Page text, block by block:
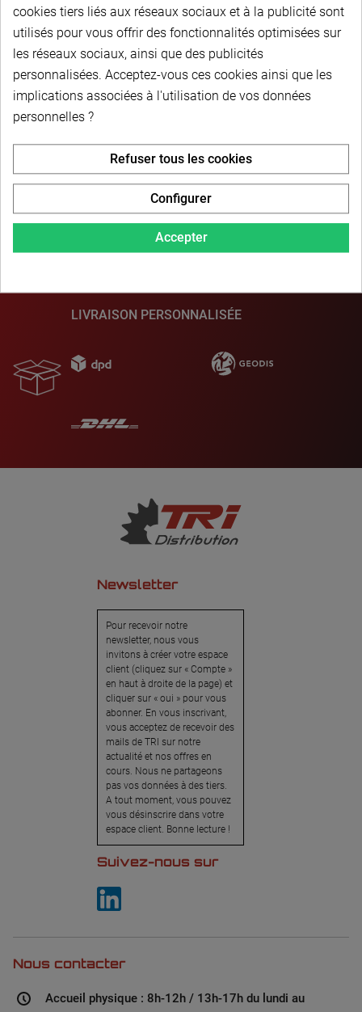
Description du produit
PAIEMENT SÉCURISÉ
LIVRAISON PERSONNALISÉE
Newsletter
Pour recevoir notre
newsletter, nous vous
invitons à créer votre espace
client (cliquez sur « Compte »
en haut à droite de la page) et
cliquer sur « oui » pour vous
abonner. En vous inscrivant,
vous acceptez de recevoir des
mails de TRI sur notre
actualité et nos offres en
cours. Nous ne partageons
pas vos données à des tiers.
A tout moment, vous pouvez
vous désinscrire dans votre
espace client. Bonne lecture !
Suivez-nous sur
Nous contacter
Accueil physique : 8h-12h / 13h-17h du lundi au
cookies tiers liés aux réseaux sociaux et à la publicité sont
utilisés pour vous offrir des fonctionnalités optimisées sur
les réseaux sociaux, ainsi que des publicités
personnalisées. Acceptez-vous ces cookies ainsi que les
implications associées à l'utilisation de vos données
personnelles ?
Accepter
Refuser tous les cookies
Configurer